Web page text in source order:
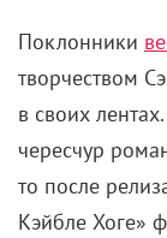
Поклонники
творчеством
в своих
чересчур
то после
Кэйбле Хоге»